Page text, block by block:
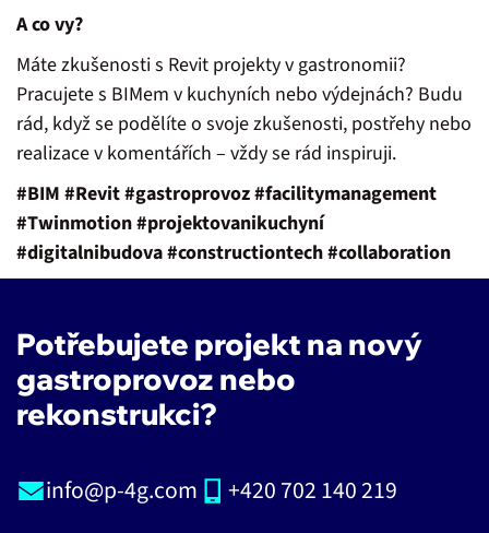
A co vy?
Máte zkušenosti s Revit projekty v gastronomii?
Pracujete s BIMem v kuchyních nebo výdejnách? Budu
rád, když se podělíte o svoje zkušenosti, postřehy nebo
realizace v komentářích – vždy se rád inspiruji.
#BIM #Revit #gastroprovoz #facilitymanagement
#Twinmotion #projektovanikuchyní
#digitalnibudova #constructiontech #collaboration
Potřebujete projekt na nový
gastroprovoz nebo
rekonstrukci?
info@p-4g.com +420 702 140 219